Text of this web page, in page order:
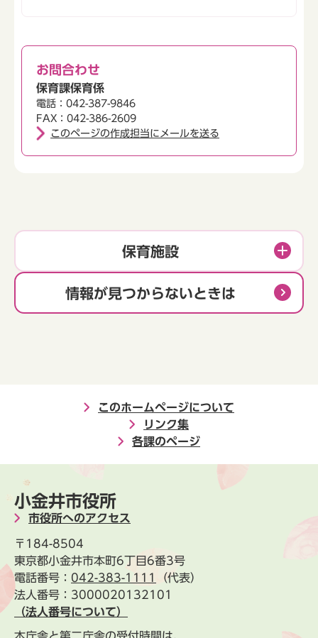
お問合わせ
保育課保育係
電話：042-387-9846
FAX：042-386-2609
このページの作成担当にメールを送る
保育施設
情報が見つからないときは
このホームページについて
リンク集
各課のページ
小金井市役所
市役所へのアクセス
〒184-8504
東京都小金井市本町6丁目6番3号
電話番号： 042-383-1111
（代表）
法人番号：3000020132101
（法人番号について）
本庁舎と第二庁舎の受付時間は、